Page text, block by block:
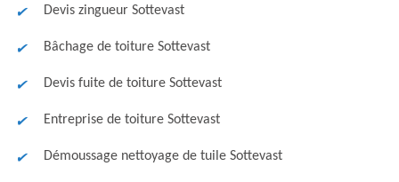
Devis zingueur Sottevast
Bâchage de toiture Sottevast
Devis fuite de toiture Sottevast
Entreprise de toiture Sottevast
Démoussage nettoyage de tuile Sottevast